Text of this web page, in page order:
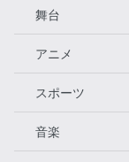
舞台
アニメ
スポーツ
音楽